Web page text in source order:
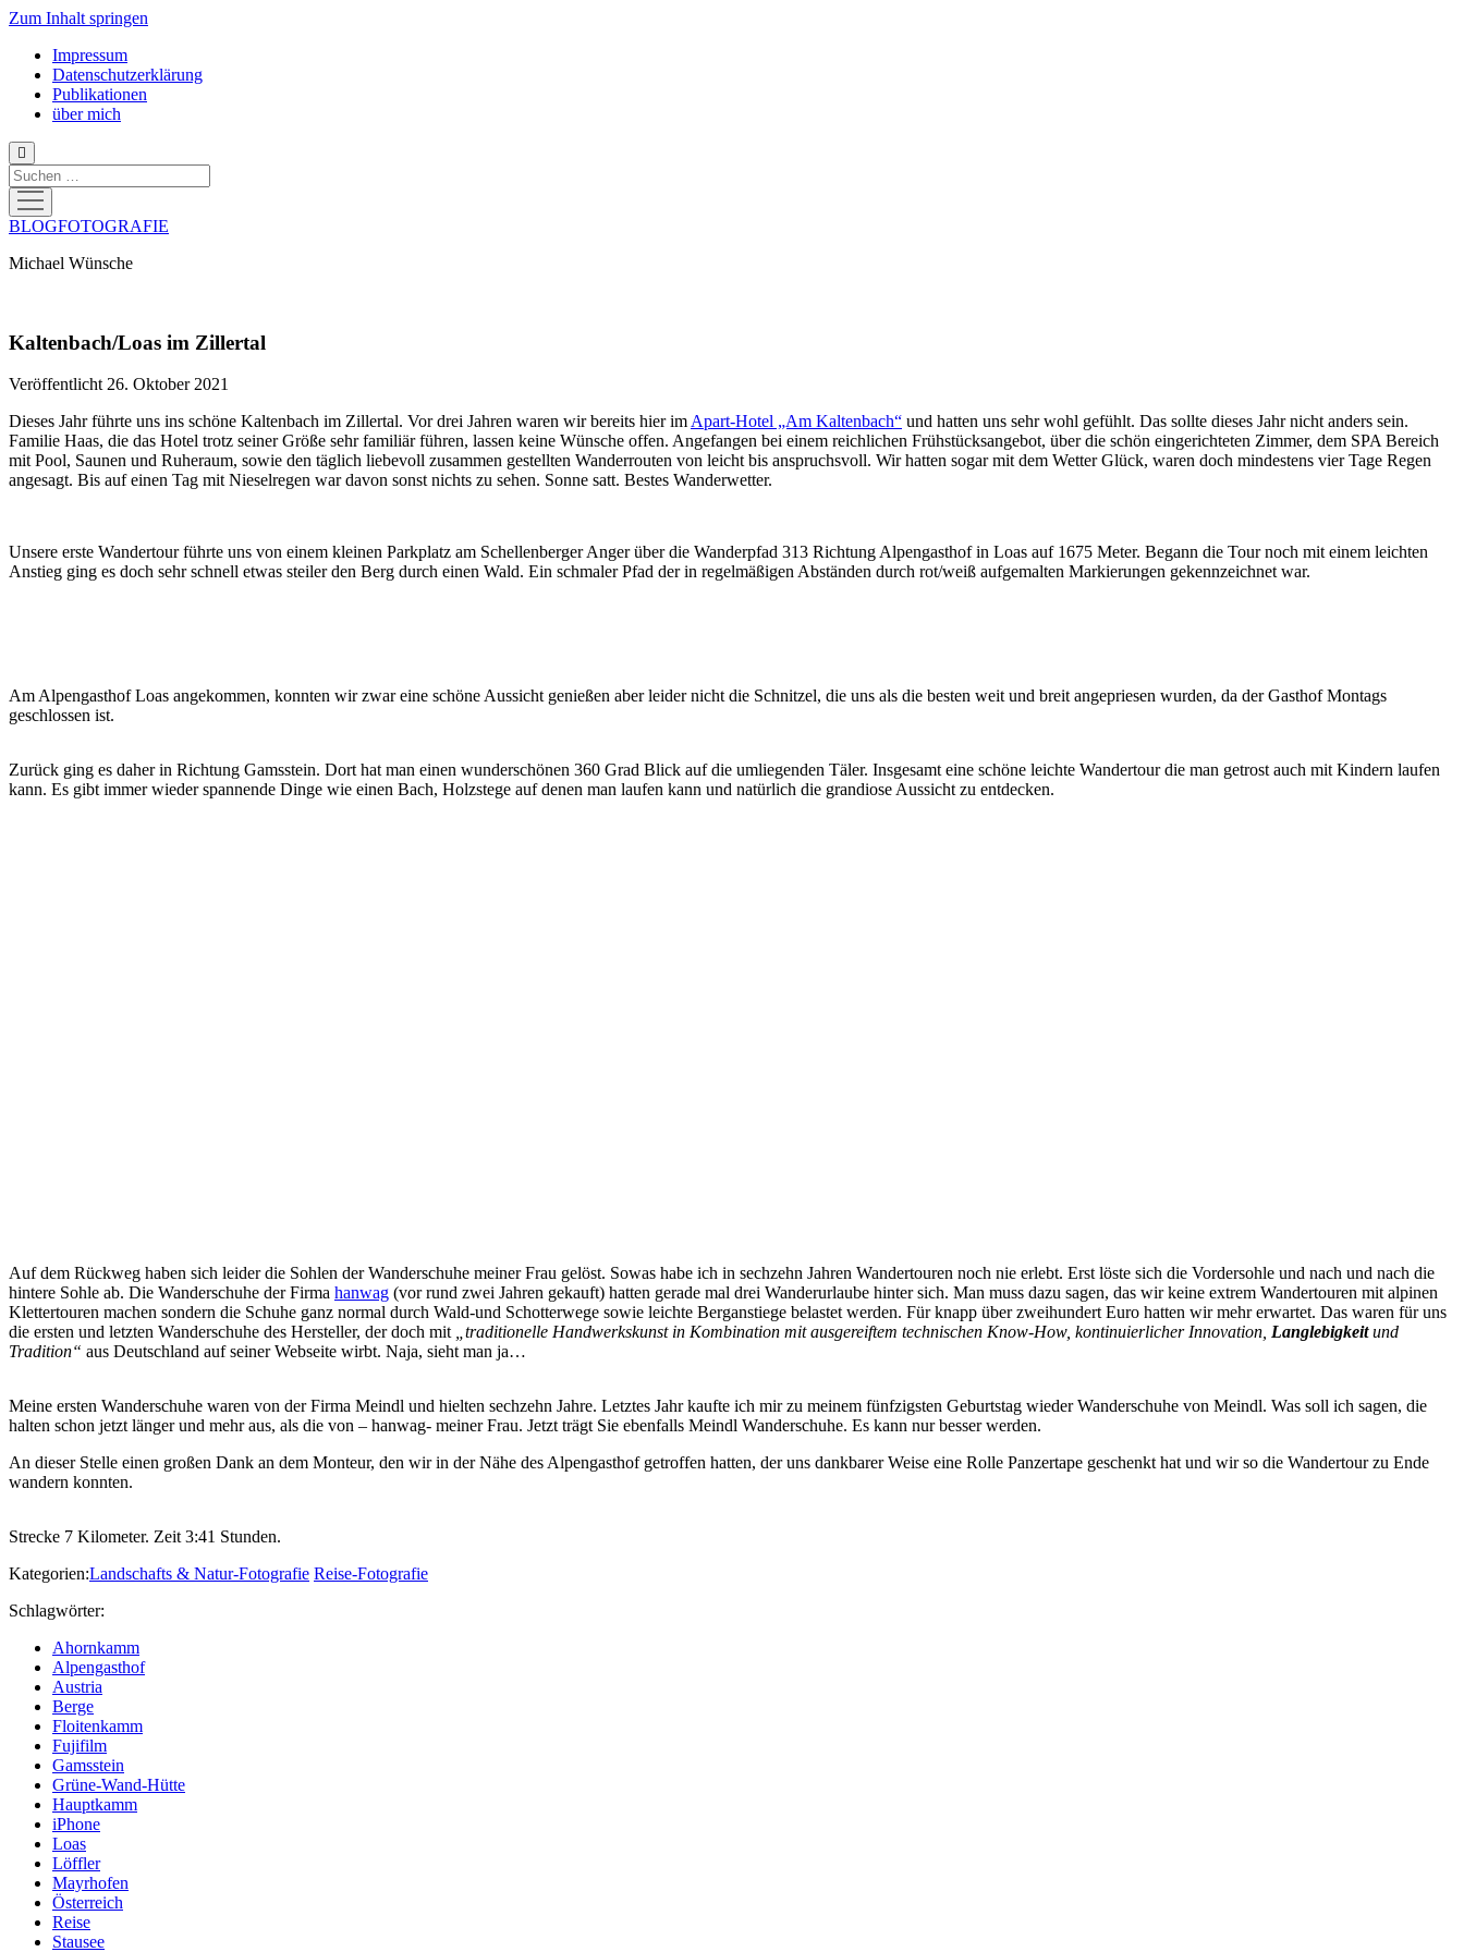
Zum Inhalt springen
Impressum
Datenschutzerklärung
Publikationen
über mich
Suchen
Menü
öffnen
BLOGFOTOGRAFIE
Michael Wünsche
Kaltenbach/Loas im Zillertal
Veröffentlicht 26. Oktober 2021
Dieses Jahr führte uns ins schöne Kaltenbach im Zillertal. Vor drei Jahren waren wir bereits hier imApart-Hotel „Am Kaltenbach“ und hatten uns sehr wohl gefühlt. Das sollte dieses Jahr nicht anders sein.
Familie Haas, die das Hotel trotz seiner Größe sehr familiär führen, lassen keine Wünsche offen. Angefangen bei einem reichlichen Frühstücksangebot, über die schön eingerichteten Zimmer, dem SPA Bereich
mit Pool, Saunen und Ruheraum, sowie den täglich liebevoll zusammen gestellten Wanderrouten von leicht bis anspruchsvoll. Wir hatten sogar mit dem Wetter Glück, waren doch mindestens vier Tage Regen
angesagt. Bis auf einen Tag mit Nieselregen war davon sonst nichts zu sehen. Sonne satt. Bestes Wanderwetter.
Unsere erste Wandertour führte uns von einem kleinen Parkplatz am Schellenberger Anger über die Wanderpfad 313 Richtung Alpengasthof in Loas auf 1675 Meter. Begann die Tour noch mit einem leichten
Anstieg ging es doch sehr schnell etwas steiler den Berg durch einen Wald. Ein schmaler Pfad der in regelmäßigen Abständen durch rot/weiß aufgemalten Markierungen gekennzeichnet war.
Am Alpengasthof Loas angekommen, konnten wir zwar eine schöne Aussicht genießen aber leider nicht die Schnitzel, die uns als die besten weit und breit angepriesen wurden, da der Gasthof Montags
geschlossen ist.
Zurück ging es daher in Richtung Gamsstein. Dort hat man einen wunderschönen 360 Grad Blick auf die umliegenden Täler. Insgesamt eine schöne leichte Wandertour die man getrost auch mit Kindern laufen
kann. Es gibt immer wieder spannende Dinge wie einen Bach, Holzstege auf denen man laufen kann und natürlich die grandiose Aussicht zu entdecken.
Auf dem Rückweg haben sich leider die Sohlen der Wanderschuhe meiner Frau gelöst. Sowas habe ich in sechzehn Jahren Wandertouren noch nie erlebt. Erst löste sich die Vordersohle und nach und nach die
hintere Sohle ab. Die Wanderschuhe der Firma hanwag (vor rund zwei Jahren gekauft) hatten gerade mal drei Wanderurlaube hinter sich. Man muss dazu sagen, das wir keine extrem Wandertouren mit alpinen
Klettertouren machen sondern die Schuhe ganz normal durch Wald-und Schotterwege sowie leichte Berganstiege belastet werden. Für knapp über zweihundert Euro hatten wir mehr erwartet. Das waren für uns
die ersten und letzten Wanderschuhe des Hersteller, der doch mit „traditionelle Handwerkskunst in Kombination mit ausgereiftem technischen Know-How, kontinuierlicher Innovation, Langlebigkeitund
Tradition“ aus Deutschland auf seiner Webseite wirbt. Naja, sieht man ja…
Meine ersten Wanderschuhe waren von der Firma Meindl und hielten sechzehn Jahre. Letztes Jahr kaufte ich mir zu meinem fünfzigsten Geburtstag wieder Wanderschuhe von Meindl. Was soll ich sagen, die
halten schon jetzt länger und mehr aus, als die von – hanwag- meiner Frau. Jetzt trägt Sie ebenfalls Meindl Wanderschuhe. Es kann nur besser werden.
An dieser Stelle einen großen Dank an dem Monteur, den wir in der Nähe des Alpengasthof getroffen hatten, der uns dankbarer Weise eine Rolle Panzertape geschenkt hat und wir so die Wandertour zu Ende
wandern konnten.
Strecke 7 Kilometer. Zeit 3:41 Stunden.
Kategorien:Landschafts & Natur-Fotografie Reise-Fotografie
Schlagwörter:
Ahornkamm
Alpengasthof
Austria
Berge
Floitenkamm
Fujifilm
Gamsstein
Grüne-Wand-Hütte
Hauptkamm
iPhone
Loas
Löffler
Mayrhofen
Österreich
Reise
Stausee